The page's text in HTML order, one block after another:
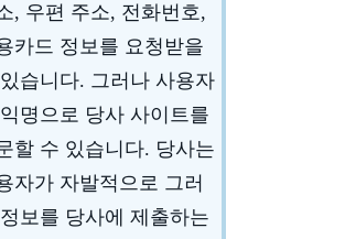
, 우편 주소, 전화번호,
카드 정보를 요청받을
습니다. 그러나 사용자
명으로 당사 사이트를
할 수 있습니다. 당사는
자가 자발적으로 그러
보를 당사에 제출하는